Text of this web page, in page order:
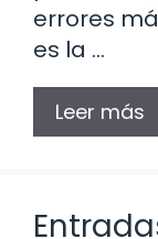
errores
es la …
Leer más